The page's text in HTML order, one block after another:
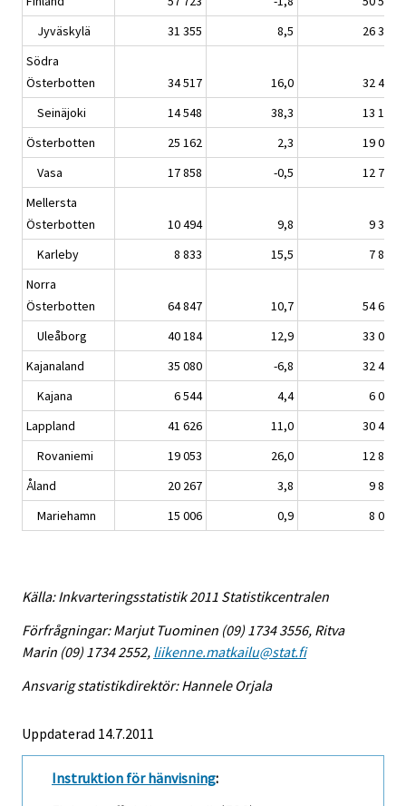
Jyväskylä
31 355 8,5
26 373
Södra
Österbotten
34 517 16,0
32 485
Seinäjoki
14 548 38,3
13 147
Österbotten
25 162 2,3
19 033
Vasa
17 858 -0,5
12 748
Mellersta
Österbotten
10 494 9,8
9 377
Karleby
8 833 15,5
7 889
Norra
Österbotten
64 847 10,7
54 615
Uleåborg
40 184 12,9
33 027
Kajanaland
35 080 -6,8
32 459
Kajana
6 544 4,4
6 017
Lappland
41 626 11,0
30 464
Rovaniemi
19 053 26,0
12 859
Åland
20 267 3,8
9 885
Mariehamn
15 006 0,9 8 039
Källa: Inkvarteringsstatistik 2011 Statistikcentralen
Förfrågningar: Marjut Tuominen (09) 1734 3556, Ritva
Marin (09) 1734 2552, liikenne.matkailu@stat.fi
Ansvarig statistikdirektör: Hannele Orjala
Uppdaterad 14.7.2011
Instruktion för hänvisning: